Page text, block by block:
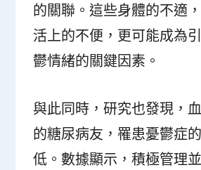
的關聯。這些身體的不適
活上的不便，更可能成為
鬱情緒的關鍵因素。
與此同時，研究也發現，
的糖尿病友，罹患憂鬱症
低。數據顯示，積極管理